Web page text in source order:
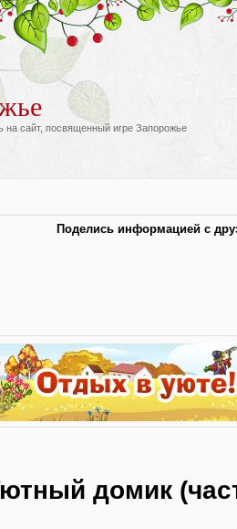
на сайт, посвященный игре Запорожье
Поделись информацией с
домик